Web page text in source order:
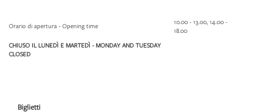
Orario di apertura - Opening time
10.00 - 13.00, 14.00 -
18.00
CHIUSO IL LUNEDÌ E MARTEDÌ - MONDAY AND TUESDAY
CLOSED
Biglietti